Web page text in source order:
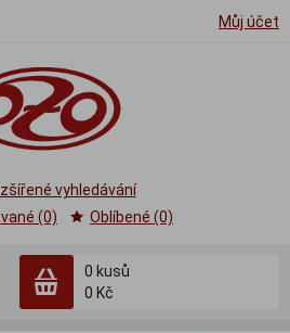
Můj účet
0 kusů
0 Kč
vyhledávání
(0)
Oblíbené (0)